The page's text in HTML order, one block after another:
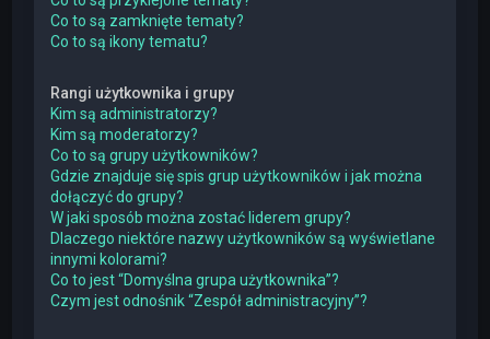
Co to są zamknięte tematy?
Co to są ikony tematu?
Rangi użytkownika i grupy
Kim są administratorzy?
Kim są moderatorzy?
Co to są grupy użytkowników?
Gdzie znajduje się spis grup użytkowników i jak można
dołączyć do grupy?
W jaki sposób można zostać liderem grupy?
Dlaczego niektóre nazwy użytkowników są wyświetlane
innymi kolorami?
Co to jest “Domyślna grupa użytkownika”?
Czym jest odnośnik “Zespół administracyjny”?